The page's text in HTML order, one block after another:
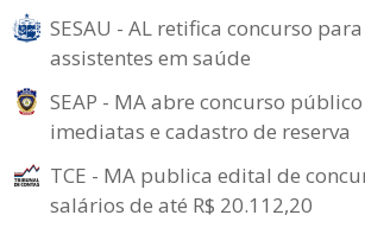
SESAU - AL retifica concurso
assistentes em saúde
SEAP - MA abre concurso
imediatas e cadastro de reserva
TCE - MA publica edital de
salários de até R$ 20.112,20